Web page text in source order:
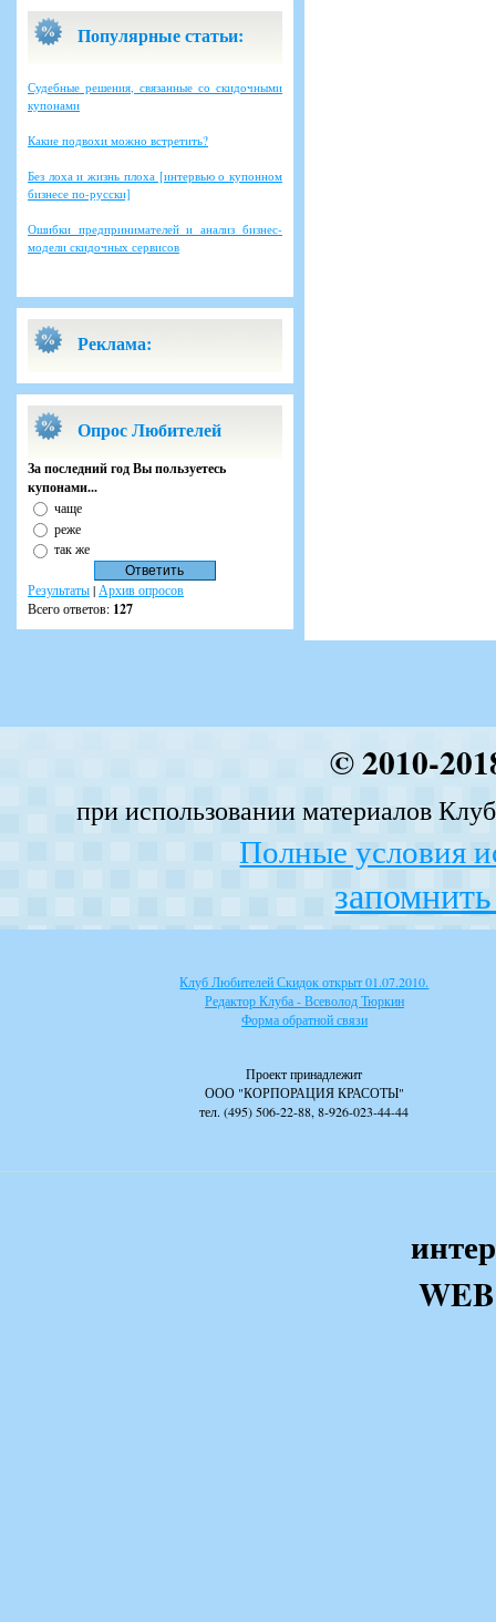
Популярные статьи:
Судебные решения, связанные со скидочными
купонами
Какие подвохи можно встретить?
Без лоха и жизнь плоха [интервью о купонном
бизнесе по-русски]
Ошибки предпринимателей и анализ бизнес-
модели скидочных сервисов
Реклама:
Опрос Любителей
За последний год Вы пользуетесь
купонами...
чаще
реже
так же
Результаты| Архив опросов
Всего ответов: 127
© 2010-
при использовании материалов
Полные условия
Клуб Любителей Скидок открыт 01.07.2010.
Редактор Клуба - Всеволод Тюркин
Форма обратной связи
Проект принадлежит
ООО "КОРПОРАЦИЯ КРАСОТЫ"
тел. (495) 506-22-88, 8-926-023-44-44